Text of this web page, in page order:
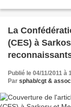
La
(CES) à
Publié le 04/11/2011 à
Par sphab/cgt &